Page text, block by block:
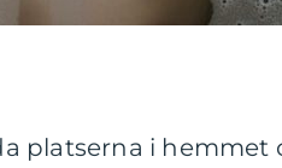
platserna i hemmet